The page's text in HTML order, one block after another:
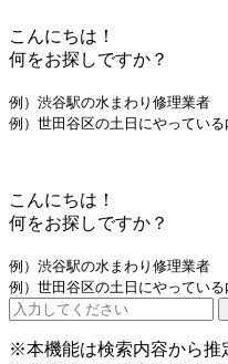
こんにちは！
何をお探しですか？
例）渋谷駅の水まわり修理業者
例）世田谷区の土日にやっている
こんにちは！
何をお探しですか？
例）渋谷駅の水まわり修理業者
例）世田谷区の土日にやっている
※本機能は検索内容から推